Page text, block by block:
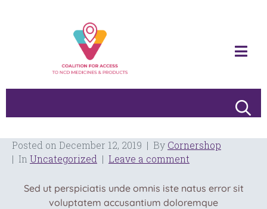
Posted on December 12, 2019 By Cornershop
In Uncategorized Leave a comment
Sed ut perspiciatis unde omnis iste natus error sit
voluptatem accusantium doloremque